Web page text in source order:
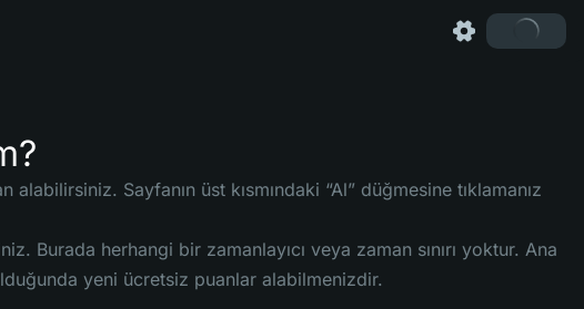
Sayfanın üst kısmındaki “Al” düğmesine tıklamanız
Burada herhangi bir zamanlayıcı veya zaman sınırı yoktur. Ana
yeni ücretsiz puanlar alabilmenizdir.